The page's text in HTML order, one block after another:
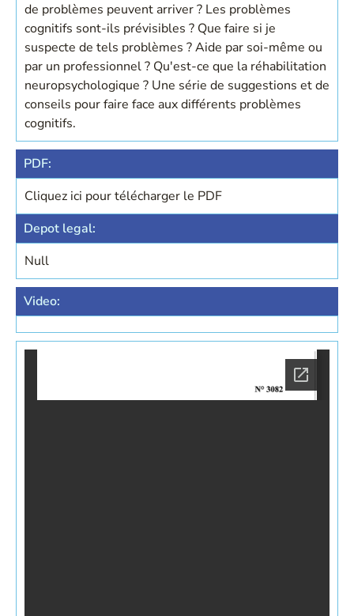
de problèmes peuvent arriver ? Les problèmes
cognitifs sont-ils prévisibles ? Que faire si je
suspecte de tels problèmes ? Aide par soi-même ou
par un professionnel ? Qu'est-ce que la réhabilitation
neuropsychologique ? Une série de suggestions et de
conseils pour faire face aux différents problèmes
cognitifs.
PDF:
Cliquez ici pour télécharger le PDF
Depot legal:
Null
Video: